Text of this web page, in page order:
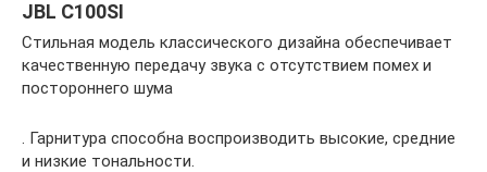
JBL C100SI
Стильная модель классического дизайна обеспечивает
качественную передачу звука с отсутствием помех и
постороннего шума
. Гарнитура способна воспроизводить высокие, средние
и низкие тональности.